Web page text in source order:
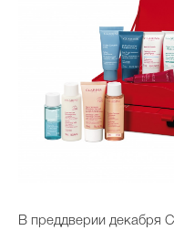
В преддверии декабря